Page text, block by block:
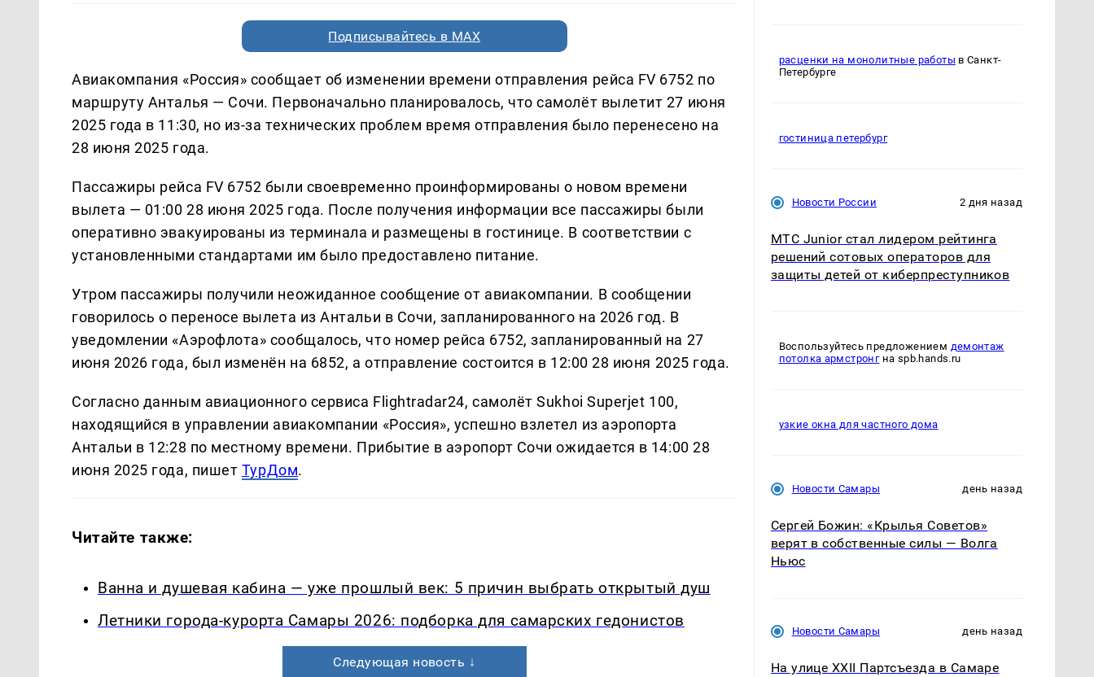
Подписывайтесь в MAX
Авиакомпания «Россия» сообщает об изменении времени отправления рейса FV 6752 по
маршруту Анталья — Сочи. Первоначально планировалось, что самолёт вылетит 27 июня
2025 года в 11:30, но из-за технических проблем время отправления было перенесено на
28 июня 2025 года.
Пассажиры рейса FV 6752 были своевременно проинформированы о новом времени
вылета — 01:00 28 июня 2025 года. После получения информации все пассажиры были
оперативно эвакуированы из терминала и размещены в гостинице. В соответствии с
установленными стандартами им было предоставлено питание.
Утром пассажиры получили неожиданное сообщение от авиакомпании. В сообщении
говорилось о переносе вылета из Антальи в Сочи, запланированного на 2026 год. В
уведомлении «Аэрофлота» сообщалось, что номер рейса 6752, запланированный на 27
июня 2026 года, был изменён на 6852, а отправление состоится в 12:00 28 июня 2025 года.
Согласно данным авиационного сервиса Flightradar24, самолёт Sukhoi Superjet 100,
находящийся в управлении авиакомпании «Россия», успешно взлетел из аэропорта
Антальи в 12:28 по местному времени. Прибытие в аэропорт Сочи ожидается в 14:00 28
июня 2025 года, пишет ТурДом.
Читайте также:
Ванна и душевая кабина — уже прошлый век: 5 причин выбрать открытый душ
Летники города-курорта Самары 2026: подборка для самарских гедонистов
Следующая новость ↓
расценки на монолитные работы в Санкт-
Петербурге
гостиница петербург
Новости России 2 дня назад
МТС Junior стал лидером рейтинга
решений сотовых операторов для
защиты детей от киберпреступников
Воспользуйтесь предложением демонтаж
потолка армстронгна spb.hands.ru
узкие окна для частного дома
Новости Самары день назад
Сергей Божин: «Крылья Советов»
верят в собственные силы — Волга
Ньюс
Новости Самары день назад
На улице XXII Партсъезда в Самаре